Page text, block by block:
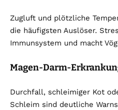
Zugluft und plötzliche
die häufigsten Auslöser.
Immunsystem und macht
Magen-Darm-
Durchfall, schleimiger Kot
Schleim sind deutliche